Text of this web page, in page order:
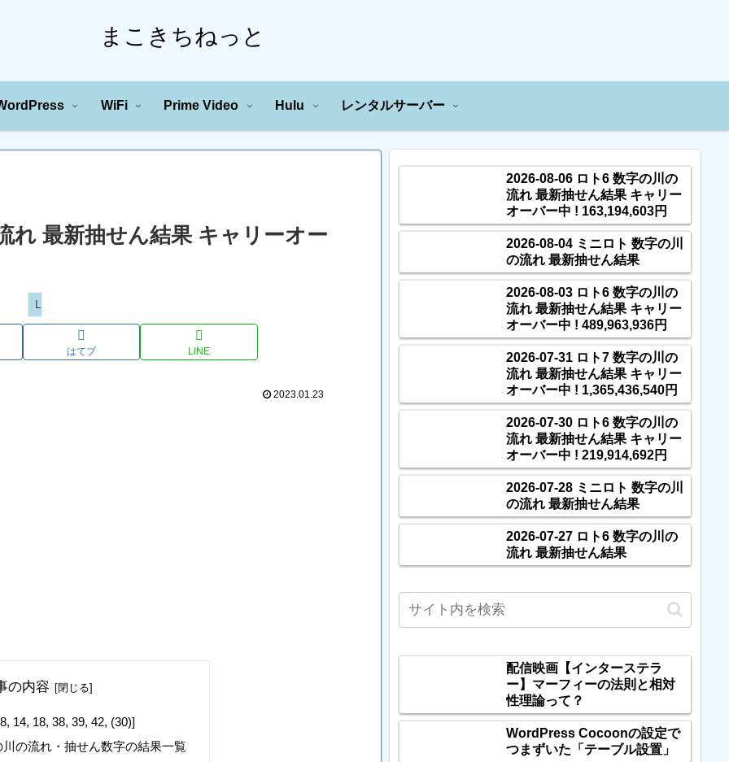
まこきちねっと
WiFi Prime Video Hulu レンタルサーバー
れ 最新抽せん結果 キャリーオー
Loto
はてブ LINE
2023.01.23
の内容
14, 18, 38, 39, 42, (30)]
の流れ・抽せん数字の結果一覧
2026-08-06 ロト6 数字の川の
流れ 最新抽せん結果 キャリー
オーバー中 ! 163,194,603円
2026-08-04 ミニロト 数字の川
の流れ 最新抽せん結果
2026-08-03 ロト6 数字の川の
流れ 最新抽せん結果 キャリー
オーバー中 ! 489,963,936円
2026-07-31 ロト7 数字の川の
流れ 最新抽せん結果 キャリー
オーバー中 ! 1,365,436,540円
2026-07-30 ロト6 数字の川の
流れ 最新抽せん結果 キャリー
オーバー中 ! 219,914,692円
2026-07-28 ミニロト 数字の川
の流れ 最新抽せん結果
2026-07-27 ロト6 数字の川の
流れ 最新抽せん結果
配信映画【インターステラ
ー】マーフィーの法則と相対
性理論って？
WordPress Cocoonの設定で
つまずいた「テーブル設置」